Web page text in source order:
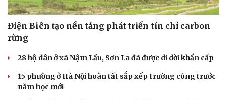
Điện Biên tạo nền tảng phát triển tín chỉ carbon
rừng
28 hộ dân ở xã Nậm Lầu, Sơn La đã được di dời khẩn cấp
15 phường ở Hà Nội hoàn tất sắp xếp trường công trước
năm học mới